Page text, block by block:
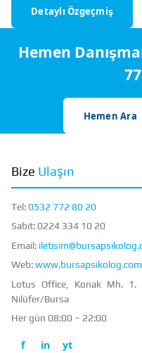
Detaylı Özgeçmiş
Hemen
Hemen Ara
Bize Ulaşın
Tel:0532 772 80 20
Sabit:0224 334 10 20
Email:
Web:
Lotus Office, Konak Mh.
Nilüfer/Bursa
Her gün 08:00 – 22:00
f in yt